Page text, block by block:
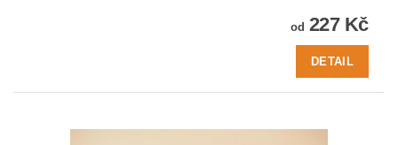
od 227 Kč
DETAIL